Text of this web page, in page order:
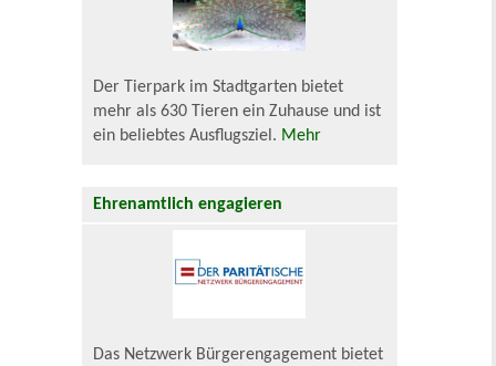
Der Tierpark im Stadtgarten bietet
mehr als 630 Tieren ein Zuhause und ist
ein beliebtes Ausflugsziel. Mehr
Ehrenamtlich engagieren
Das Netzwerk Bürgerengagement bietet